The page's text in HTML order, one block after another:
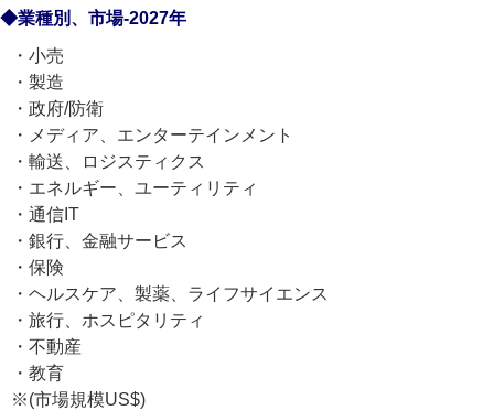
◆業種別、市場-2027年
・小売
・製造
・政府/防衛
・メディア、エンターテインメント
・輸送、ロジスティクス
・エネルギー、ユーティリティ
・通信IT
・銀行、金融サービス
・保険
・ヘルスケア、製薬、ライフサイエンス
・旅行、ホスピタリティ
・不動産
・教育
※(市場規模US$)